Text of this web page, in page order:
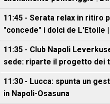
11:45 - Serata relax in ritiro
"concede" i dolci de L'Etoile |
11:35 - Club Napoli
sede: riparte il progetto dei
11:30 - Lucca: spunta un
in Napoli-Osasuna